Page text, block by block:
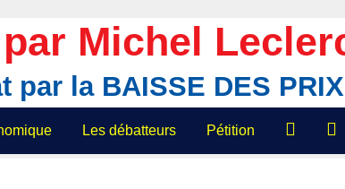
Michel
la BAISSE DES
Les débatteurs Pétition